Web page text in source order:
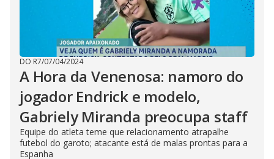
DO R7/07/04/2024
A Hora da Venenosa: namoro do
jogador Endrick e modelo,
Gabriely Miranda preocupa staff
Equipe do atleta teme que relacionamento atrapalhe
futebol do garoto; atacante está de malas prontas para a
Espanha